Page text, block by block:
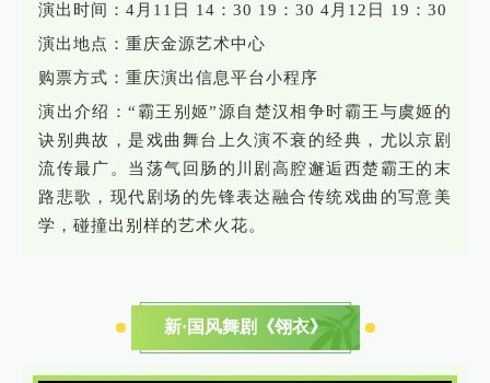
演出时间：4月11日 14：30 19：30 4月12日 19：30
演出地点：重庆金源艺术中心
购票方式：重庆演出信息平台小程序
演出介绍：“霸王别姬”源自楚汉相争时霸王与虞姬的
诀别典故，是戏曲舞台上久演不衰的经典，尤以京剧
流传最广。当荡气回肠的川剧高腔邂逅西楚霸王的末
路悲歌，现代剧场的先锋表达融合传统戏曲的写意美
学，碰撞出别样的艺术火花。
新·国风舞剧《翎衣》